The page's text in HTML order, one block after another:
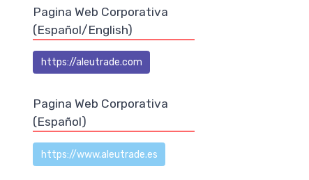
Pagina Web Corporativa
(Español/English)
https://aleutrade.com
Pagina Web Corporativa
(Español)
https://www.aleutrade.es